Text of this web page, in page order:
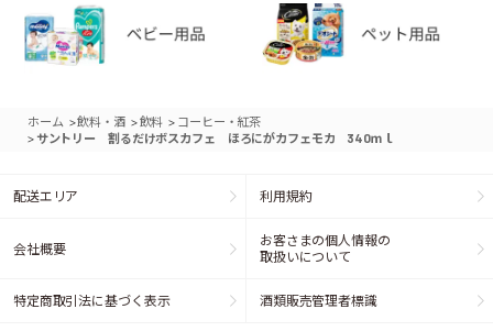
ホーム >飲料・酒 >飲料 > コーヒー・紅茶
> サントリー 割るだけボスカフェ ほろにがカフェモカ 340ｍｌ
配送エリア 利用規約
会社概要
お客さまの個人情報の
取扱いについて
特定商取引法に基づく表示 酒類販売管理者標識